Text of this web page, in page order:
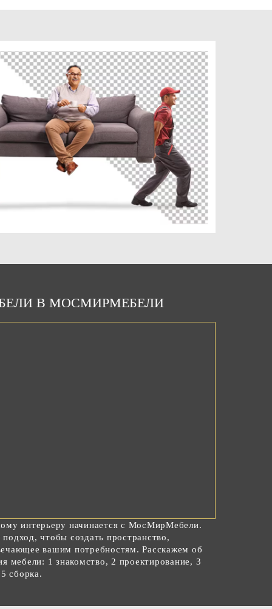
В МОСМИРМЕБЕЛИ
интерьеру начинается с МосМирМебели.
чтобы создать пространство,
вашим потребностям. Расскажем об
мебели: 1 знакомство, 2 проектирование, 3
сборка.